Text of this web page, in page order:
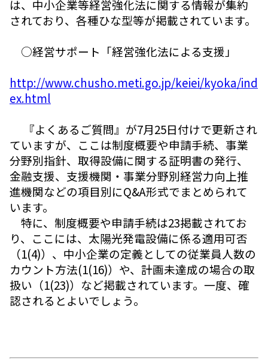
は、中小企業等経営強化法に関する情報が集約
されており、各種ひな型等が掲載されています。
○経営サポート「経営強化法による支援」
http://www.chusho.meti.go.jp/keiei/kyoka/ind
ex.html
『よくあるご質問』が7月25日付けで更新され
ていますが、ここは制度概要や申請手続、事業
分野別指針、取得設備に関する証明書の発行、
金融支援、支援機関・事業分野別経営力向上推
進機関などの項目別にQ&A形式でまとめられて
います。
特に、制度概要や申請手続は23掲載されてお
り、ここには、太陽光発電設備に係る適用可否
（1(4)）、中小企業の定義としての従業員人数の
カウント方法(1(16)）や、計画未達成の場合の取
扱い（1(23)）など掲載されています。一度、確
認されるとよいでしょう。